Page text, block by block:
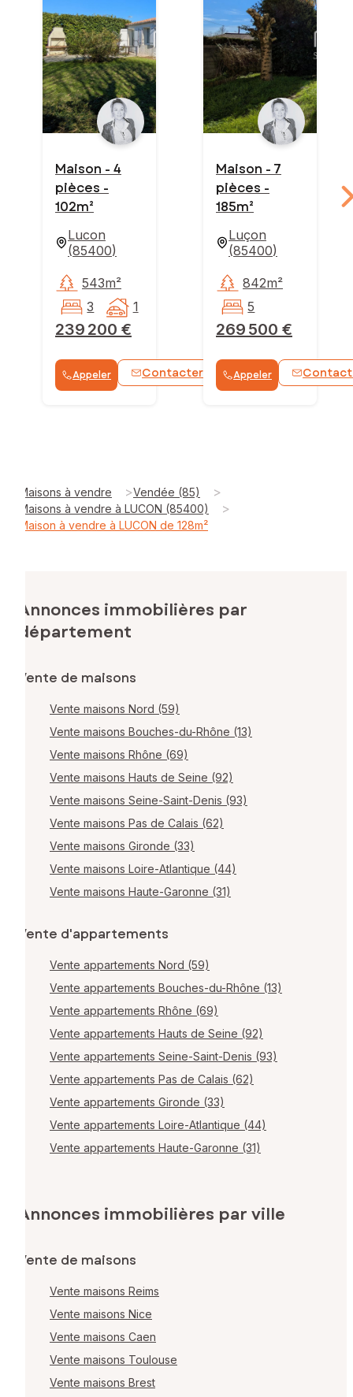
Maison - 4
pièces -
102m²
Lucon
(85400)
239 200 €
543m²
3
1
Appeler Contacter WhatsApp
Maison - 7
pièces -
185m²
Luçon
(85400)
269 500 €
842m²
5
Appeler
Maisons à vendre >Vendée (85) >
Maisons à vendre à LUCON (85400) >
Maison à vendre à LUCON de 128m²
Annonces immobilières par
département
Vente de maisons
Vente maisons Nord (59)
Vente maisons Bouches-du-Rhône (13)
Vente maisons Rhône (69)
Vente maisons Hauts de Seine (92)
Vente maisons Seine-Saint-Denis (93)
Vente maisons Pas de Calais (62)
Vente maisons Gironde (33)
Vente maisons Loire-Atlantique (44)
Vente maisons Haute-Garonne (31)
Vente d'appartements
Vente appartements Nord (59)
Vente appartements Bouches-du-Rhône (13)
Vente appartements Rhône (69)
Vente appartements Hauts de Seine (92)
Vente appartements Seine-Saint-Denis (93)
Vente appartements Pas de Calais (62)
Vente appartements Gironde (33)
Vente appartements Loire-Atlantique (44)
Vente appartements Haute-Garonne (31)
Annonces immobilières par ville
Vente de maisons
Vente maisons Reims
Vente maisons Nice
Vente maisons Caen
Vente maisons Toulouse
Vente maisons Brest